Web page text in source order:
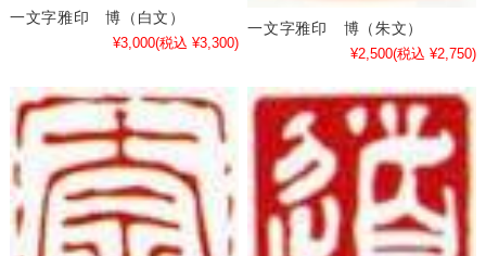
一文字雅印 博（白文）
¥3,000(税込 ¥3,300)
一文字雅印 博（朱文）
¥2,500(税込 ¥2,750)